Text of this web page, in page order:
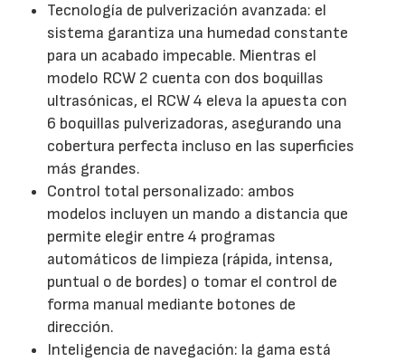
Tecnología de pulverización avanzada: el
sistema garantiza una humedad constante
para un acabado impecable. Mientras el
modelo RCW 2 cuenta con dos boquillas
ultrasónicas, el RCW 4 eleva la apuesta con
6 boquillas pulverizadoras, asegurando una
cobertura perfecta incluso en las superficies
más grandes.
Control total personalizado: ambos
modelos incluyen un mando a distancia que
permite elegir entre 4 programas
automáticos de limpieza (rápida, intensa,
puntual o de bordes) o tomar el control de
forma manual mediante botones de
dirección.
Inteligencia de navegación: la gama está